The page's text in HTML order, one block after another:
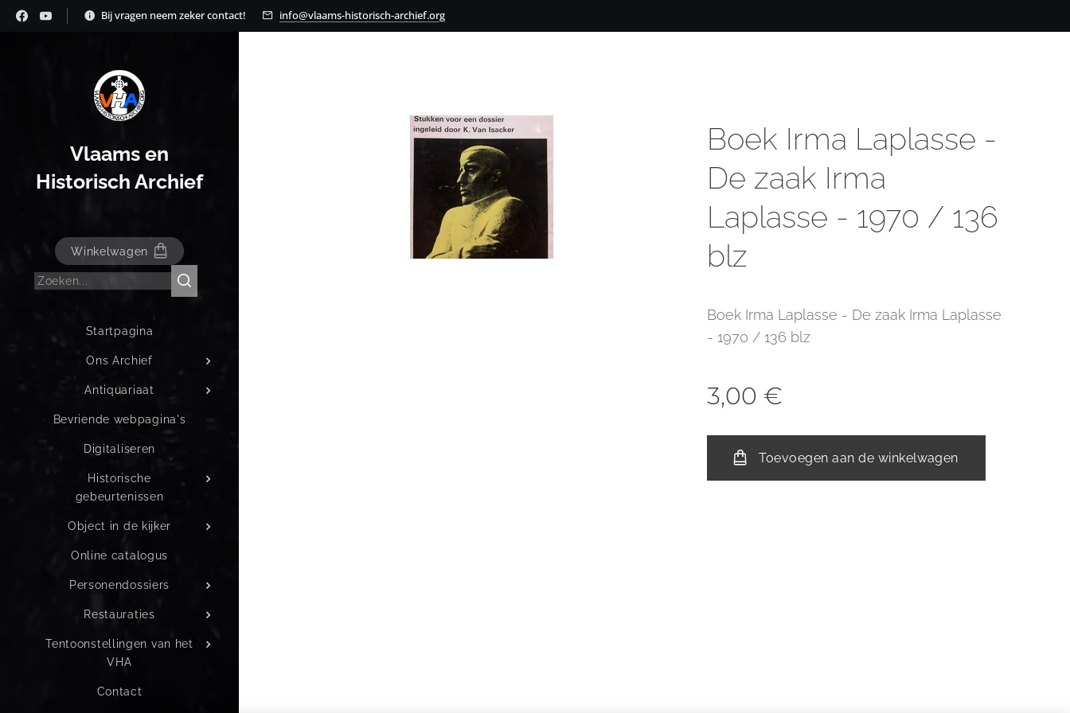
Bij vragen neem zeker contact! info@vlaams-historisch-archief.org
Vlaams en
Historisch Archief
Winkelwagen
Startpagina
Ons Archief
Antiquariaat
Bevriende webpagina's
Digitaliseren
Historische
gebeurtenissen
Object in de kijker
Online catalogus
Personendossiers
Restauraties
Tentoonstellingen van het
VHA
Contact
Boek Irma Laplasse -
De zaak Irma
Laplasse - 1970 / 136
blz
Boek Irma Laplasse - De zaak Irma Laplasse
- 1970 / 136 blz
3,00 €
Toevoegen aan de winkelwagen